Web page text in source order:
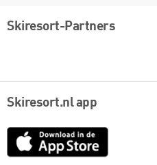
Skiresort-Partners
Skiresort.nl app
App